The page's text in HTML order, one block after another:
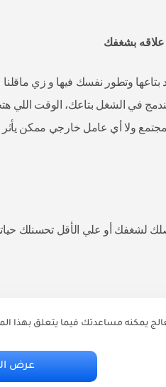
علاقهبشغفك
بتاعها وتطور نفسك فيها و زي
في الشغل بتاعك، الوقت اللي
ولا أي عامل خارجي ممكن
لشغفك أو علي الأقل تحسنلك
يمكنه مساعدتك فيما يتعلق بهذا
عرض